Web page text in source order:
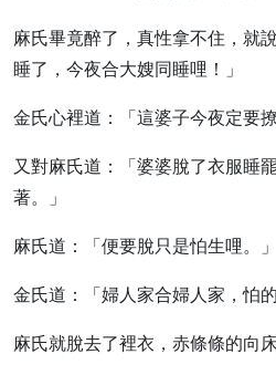
麻氏畢竟醉了，真性拿不住，就
睡了，今夜合大嫂同睡哩！」
金氏心裡道：「這婆子今夜定要
又對麻氏道：「婆婆脫了衣服睡
著。」
麻氏道：「便要脫只是怕生哩。」
金氏道：「婦人家合婦人家，怕
麻氏就脫去了裡衣，赤條條的向